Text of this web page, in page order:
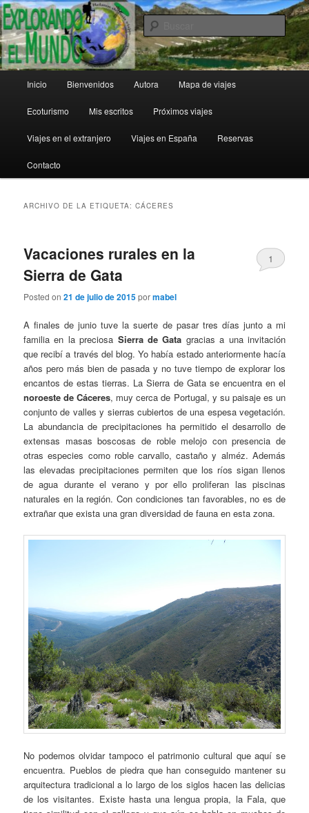
Ir
al
contenido
principal
Ir
al
contenido
secundarioExplorando el Mundo
principal
Inicio Bienvenidos Autora Mapa de viajes
Ecoturismo Mis escritos Próximos viajes
Viajes en el extranjero Viajes en España Reservas
Contacto
ARCHIVO DE LA ETIQUETA:CÁCERES
Vacaciones rurales en la
Sierra de Gata
Posted on21 de julio de 2015pormabel
1
A finales de junio tuve la suerte de pasar tres días junto a mi
familia en la preciosa Sierra de Gata gracias a una invitación
que recibí a través del blog. Yo había estado anteriormente hacía
años pero más bien de pasada y no tuve tiempo de explorar los
encantos de estas tierras. La Sierra de Gata se encuentra en el
noroeste de Cáceres, muy cerca de Portugal, y su paisaje es un
conjunto de valles y sierras cubiertos de una espesa vegetación.
La abundancia de precipitaciones ha permitido el desarrollo de
extensas masas boscosas de roble melojo con presencia de
otras especies como roble carvallo, castaño y alméz. Además
las elevadas precipitaciones permiten que los ríos sigan llenos
de agua durante el verano y por ello proliferan las piscinas
naturales en la región. Con condiciones tan favorables, no es de
extrañar que exista una gran diversidad de fauna en esta zona.
No podemos olvidar tampoco el patrimonio cultural que aquí se
encuentra. Pueblos de piedra que han conseguido mantener su
arquitectura tradicional a lo largo de los siglos hacen las delicias
de los visitantes. Existe hasta una lengua propia, la Fala, que